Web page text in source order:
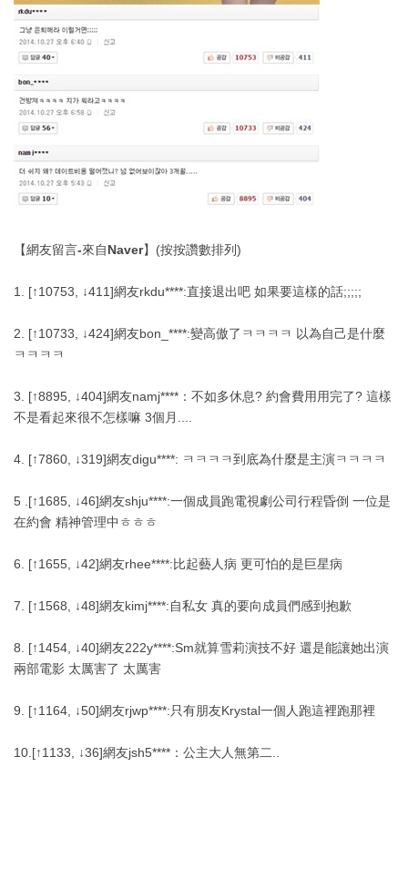
【網友留言-來自Naver】 (按按讚數排列)
1. [↑10753, ↓411]網友rkdu****:直接退出吧 如果要這樣的話;;;;;
2. [↑10733, ↓424]網友bon_****:變高傲了ㅋㅋㅋㅋ 以為自己是什麼
ㅋㅋㅋㅋ
3. [↑8895, ↓404]網友namj****：不如多休息? 約會費用用完了? 這樣
不是看起來很不怎樣嘛 3個月....
4. [↑7860, ↓319]網友digu****: ㅋㅋㅋㅋ到底為什麼是主演ㅋㅋㅋㅋ
5 .[↑1685, ↓46]網友shju****:一個成員跑電視劇公司行程昏倒 一位是
在約會 精神管理中ㅎㅎㅎ
6. [↑1655, ↓42]網友rhee****:比起藝人病 更可怕的是巨星病
7. [↑1568, ↓48]網友kimj****:自私女 真的要向成員們感到抱歉
8. [↑1454, ↓40]網友222y****:Sm就算雪莉演技不好 還是能讓她出演
兩部電影 太厲害了 太厲害
9. [↑1164, ↓50]網友rjwp****:只有朋友Krystal一個人跑這裡跑那裡
10.[↑1133, ↓36]網友jsh5****：公主大人無第二..